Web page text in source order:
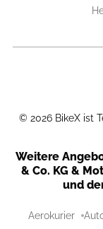
© 2026 BikeX ist
Weitere
& Co. KG &
und
Aerokurier